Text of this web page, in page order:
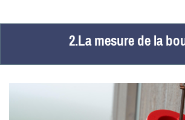
2.La mesure de la